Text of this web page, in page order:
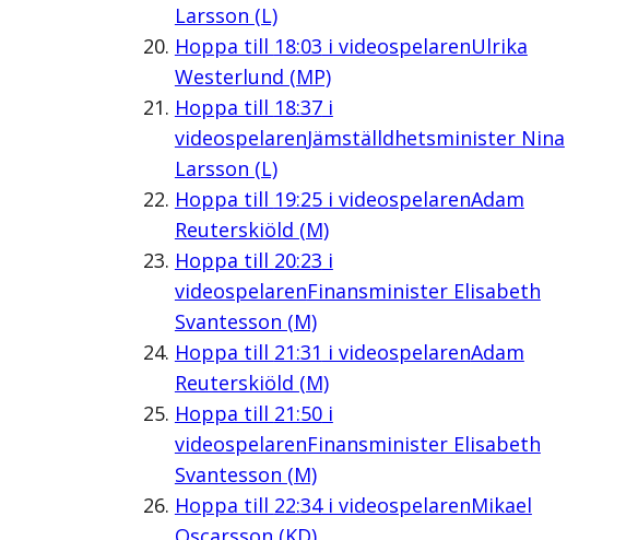
Larsson (L)
Hoppa till 18:03 i videospelarenUlrika
Westerlund (MP)
Hoppa till 18:37i
videospelarenJämställdhetsminister Nina
Larsson (L)
Hoppa till 19:25i videospelarenAdam
Reuterskiöld (M)
Hoppa till 20:23 i
videospelarenFinansminister Elisabeth
Svantesson (M)
Hoppa till 21:31 i videospelarenAdam
Reuterskiöld (M)
Hoppa till 21:50i
videospelarenFinansminister Elisabeth
Svantesson (M)
Hoppa till 22:34i videospelarenMikael